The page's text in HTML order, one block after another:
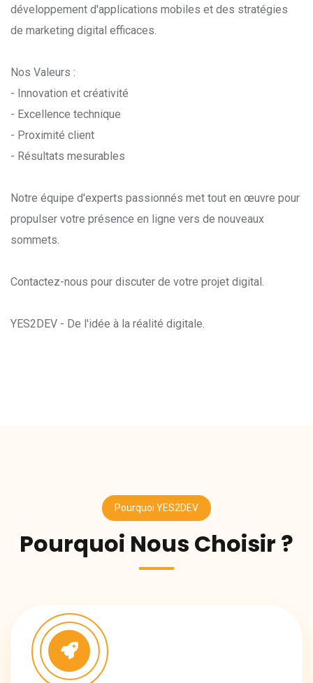
développement d'applications mobiles et des stratégies
de marketing digital efficaces.
Nos Valeurs :
- Innovation et créativité
- Excellence technique
- Proximité client
- Résultats mesurables
Notre équipe d'experts passionnés met tout en œuvre pour
propulser votre présence en ligne vers de nouveaux
sommets.
Contactez-nous pour discuter de votre projet digital.
YES2DEV - De l'idée à la réalité digitale.
Pourquoi YES2DEV
Pourquoi Nous Choisir ?